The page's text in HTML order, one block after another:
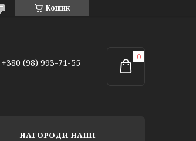
Кошик
+380 (98) 993-71-55
НАГОРОДИ НАШІ